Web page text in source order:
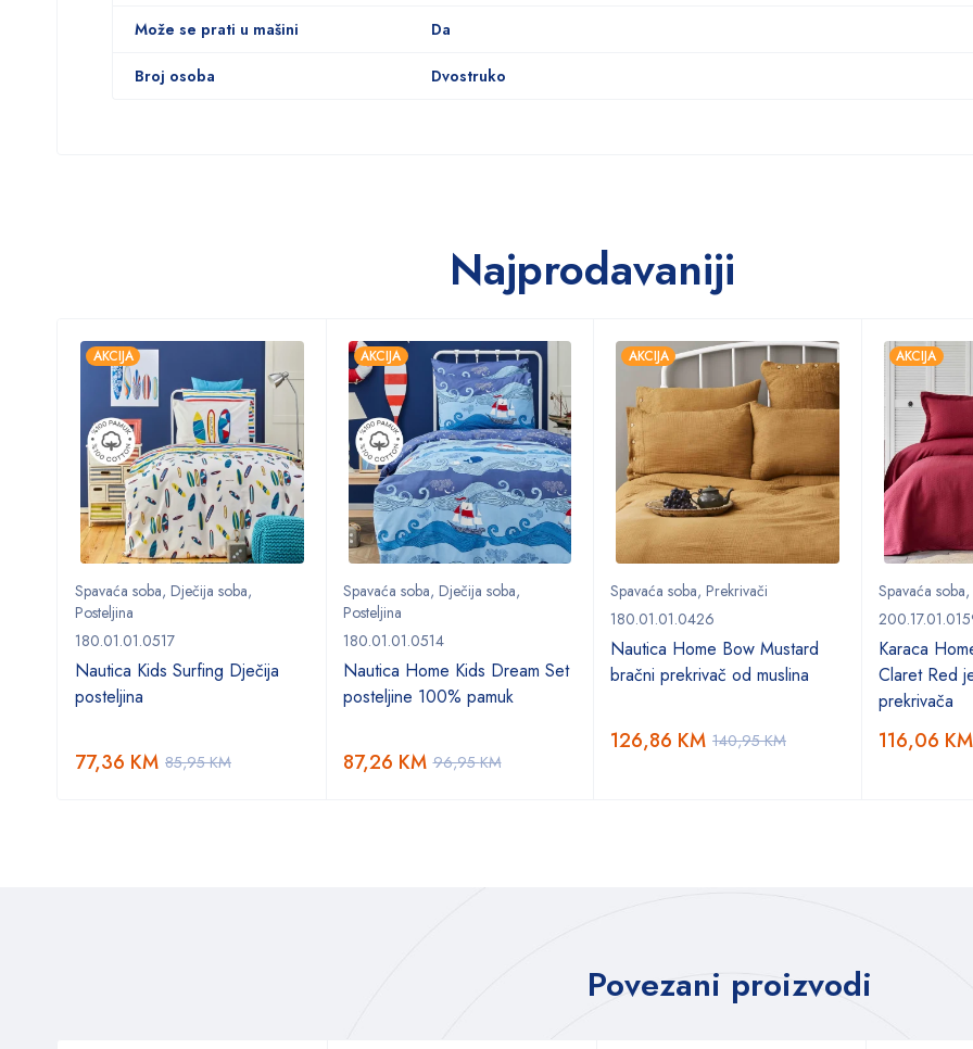
Može se prati u mašini Da
Broj osoba Dvostruko
Najprodavaniji
AKCIJA
Spavaća soba, Dječija soba,
Posteljina
180.01.01.0517
Nautica Kids Surfing Dječija
posteljina
85,95KM
77,36 KM
AKCIJA
Spavaća soba, Dječija soba,
Posteljina
180.01.01.0514
Nautica Home Kids Dream Set
posteljine 100% pamuk
96,95KM
87,26 KM
AKCIJA
Spavaća soba, Prekrivači
180.01.01.0426
Nautica Home Bow Mustard
bračni prekrivač od muslina
140,95KM
126,86 KM
AKCIJA
Spavaća soba,
Karaca
Claret Red
prekrivača
116,06 KM
Povezani proizvodi